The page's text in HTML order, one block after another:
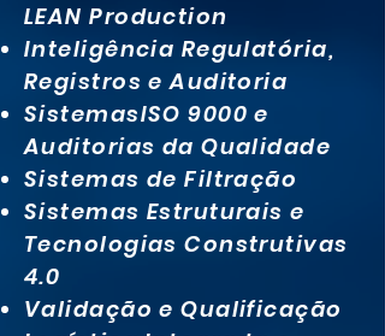
LEAN Production
Inteligência Regulatória,
Registros e Auditoria
SistemasISO 9000 e
Auditorias da Qualidade
Sistemas de Filtração
Sistemas Estruturais e
Tecnologias Construtivas
4.0
Validação e Qualificação